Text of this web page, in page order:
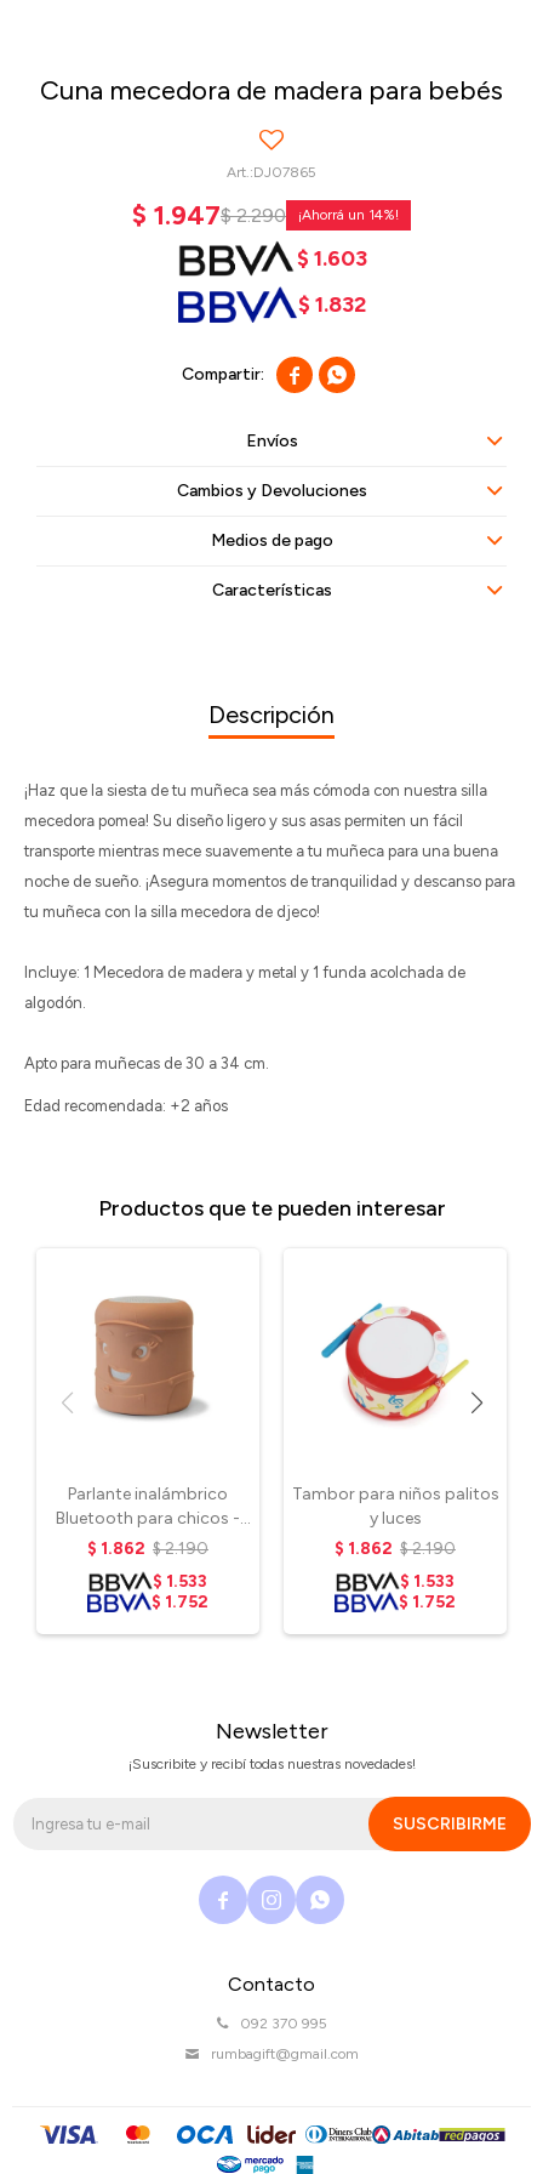
Cuna mecedora de madera para bebés
DJ07865
$ 1.947$ 2.290 14
$ 1.603
$ 1.832
 
Envíos
Cambios y Devoluciones
Medios de pago
Características
Descripción
¡Haz que la siesta de tu muñeca sea más cómoda con nuestra silla
mecedora pomea! Su diseño ligero y sus asas permiten un fácil
transporte mientras mece suavemente a tu muñeca para una buena
noche de sueño. ¡Asegura momentos de tranquilidad y descanso para
tu muñeca con la silla mecedora de djeco!
Incluye: 1 Mecedora de madera y metal y 1 funda acolchada de
algodón.
Apto para muñecas de 30 a 34 cm.
Edad recomendada: +2 años
Productos que te pueden interesar
Parlante inalámbrico
Bluetooth para chicos -
Rosa
$ 1.862 $2.190
$ 1.533
$ 1.752
Tambor para niños palitos
y luces
$ 1.862 $2.190
$ 1.533
$ 1.752
Contacto
092 370 995
rumbagift@gmail.com
Newsletter
¡Suscribite y recibí todas nuestras novedades!
SUSCRIBIRME
  